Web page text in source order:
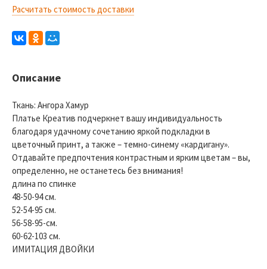
Расчитать стоимость доставки
Описание
Ткань: Ангора Хамур
Платье Креатив подчеркнет вашу индивидуальность
благодаря удачному сочетанию яркой подкладки в
цветочный принт, а также – темно-синему «кардигану».
Отдавайте предпочтения контрастным и ярким цветам – вы,
определенно, не останетесь без внимания!
длина по спинке
48-50-94 см.
52-54-95 см.
56-58-95-см.
60-62-103 см.
ИМИТАЦИЯ ДВОЙКИ